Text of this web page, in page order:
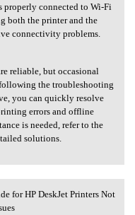
properly connected to Wi-Fi
both the printer and the
connectivity problems.
reliable, but occasional
the troubleshooting
you can quickly resolve
errors and offline
is needed, refer to the
solutions.
for HP
for HP DeskJet Printers Not